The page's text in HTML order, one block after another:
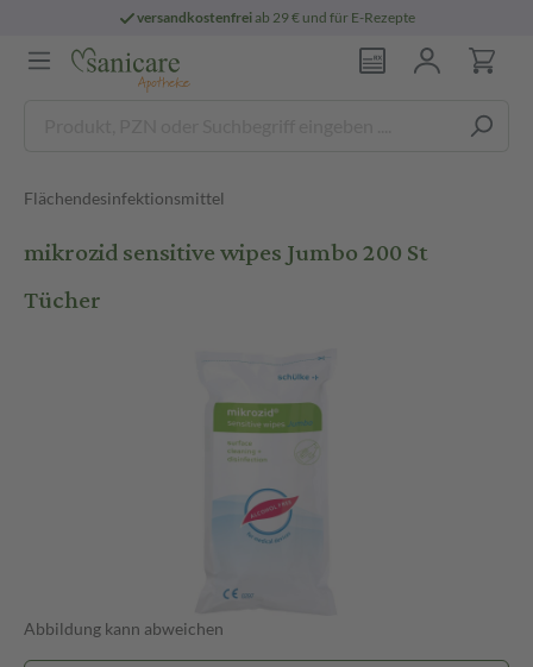
versandkostenfreiab 29 € und für E-Rezepte
Flächendesinfektionsmittel
mikrozid sensitive wipes Jumbo 200 St
Tücher
Abbildung kann abweichen